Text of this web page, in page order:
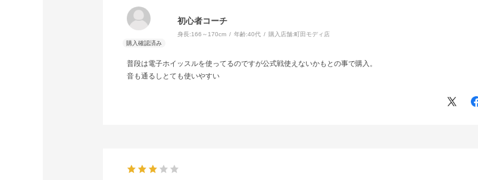
初心者コーチ
身長:166～170cm 年齢:40代 購入店舗:町田モディ店
普段は電子ホイッスルを使ってるのですが公式戦使えないかもとの事で購入。
音も通るしとても使いやすい